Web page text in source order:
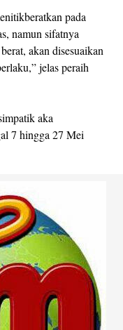
pada
namun sifatnya
akan disesuaikan
jelas peraih
aka
7 hingga 27 Mei